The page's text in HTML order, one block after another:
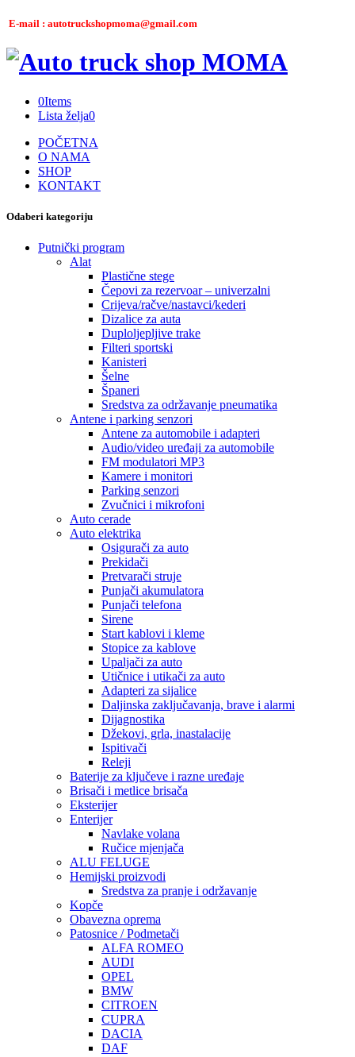
E-mail : autotruckshopmoma@gmail.com
0Items
Lista želja0
POČETNA
O NAMA
SHOP
KONTAKT
Odaberi kategoriju
Putnički program
Alat
Plastične stege
Čepovi za rezervoar – univerzalni
Crijeva/račve/nastavci/kederi
Dizalice za auta
Duploljepljive trake
Filteri sportski
Kanisteri
Šelne
Španeri
Sredstva za održavanje pneumatika
Antene i parking senzori
Antene za automobile i adapteri
Audio/video uređaji za automobile
FM modulatori MP3
Kamere i monitori
Parking senzori
Zvučnici i mikrofoni
Auto cerade
Auto elektrika
Osigurači za auto
Prekidači
Pretvarači struje
Punjači akumulatora
Punjači telefona
Sirene
Start kablovi i kleme
Stopice za kablove
Upaljači za auto
Utičnice i utikači za auto
Adapteri za sijalice
Daljinska zaključavanja, brave i alarmi
Dijagnostika
Džekovi, grla, inastalacije
Ispitivači
Releji
Baterije za ključeve i razne uređaje
Brisači i metlice brisača
Eksterijer
Enterijer
Navlake volana
Ručice mjenjača
ALU FELUGE
Hemijski proizvodi
Sredstva za pranje i održavanje
Kopče
Obavezna oprema
Patosnice / Podmetači
ALFA ROMEO
AUDI
OPEL
BMW
CITROEN
CUPRA
DACIA
DAF